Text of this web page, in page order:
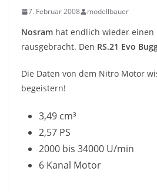
7. Februar 2008 modellbauer
Nosram hat endlich wieder
rausgebracht. Den RS.21 Evo
Die Daten von dem Nitro Motor
begeistern!
3,49 cm³
2,57 PS
2000 bis 34000 U/min
6 Kanal Motor